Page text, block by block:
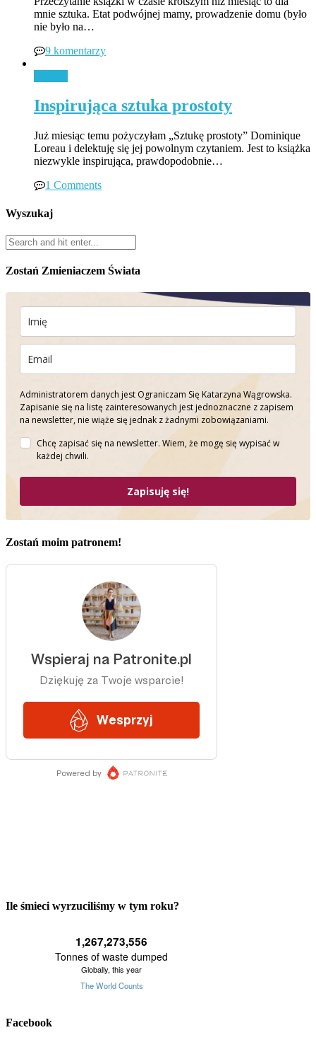
mnie sztuka. Etat podwójnej mamy, prowadzenie domu (było
nie było na…
9 komentarzy
Inspirująca sztuka prostoty
Już miesiąc temu pożyczyłam „Sztukę prostoty” Dominique
Loreau i delektuję się jej powolnym czytaniem. Jest to książka
niezwykle inspirująca, prawdopodobnie…
1 Comments
Wyszukaj
Zostań Zmieniaczem Świata
Administratorem danych jest Ograniczam Się Katarzyna Wągrowska.
Zapisanie się na listę zainteresowanych jest jednoznaczne z zapisem
na newsletter, nie wiąże się jednak z żadnymi zobowiązaniami.
Chcę zapisać się na newsletter. Wiem, że mogę się wypisać w
każdej chwili.
Zapisuję się!
Zostań moim patronem!
Ile śmieci wyrzuciliśmy w tym roku?
Facebook